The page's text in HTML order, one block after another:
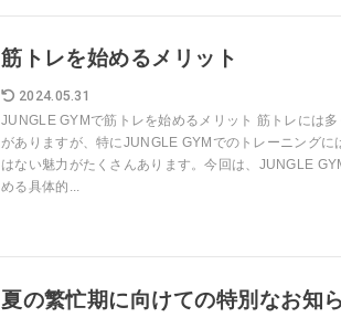
筋トレを始めるメリット
2024.05.31
JUNGLE GYMで筋トレを始めるメリット 筋トレには多
がありますが、特にJUNGLE GYMでのトレーニングに
はない魅力がたくさんあります。今回は、JUNGLE
める具体的...
夏の繁忙期に向けての特別なお知